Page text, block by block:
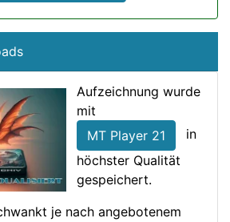
Aufzeichnung wurde
mit
MT Player 21
in
höchster Qualität
gespeichert.
je nach angebotenem